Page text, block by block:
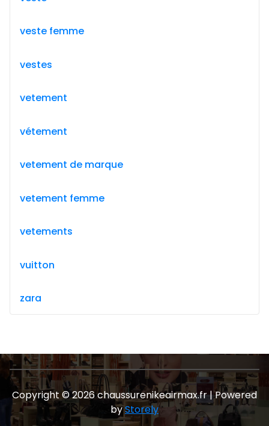
veste femme
vestes
vetement
vétement
vetement de marque
vetement femme
vetements
vuitton
zara
Copyright © 2026 chaussurenikeairmax.fr | Powered
byStorely